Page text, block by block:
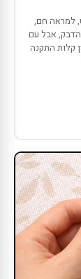
למראה חם,
אבל עם
קלות התקנה